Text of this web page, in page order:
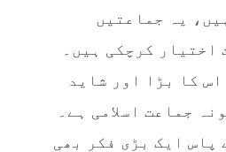
یہ جماعتیں
اختیار کرچکی ہیں۔
کا بڑا اور شاید
جماعت اسلامی ہے۔
پاس ایک بڑی فکر بھی